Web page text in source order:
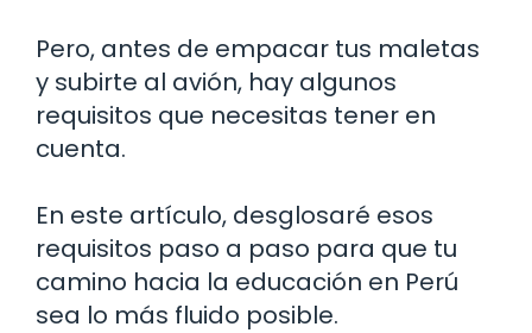
Pero, antes de empacar tus maletas
y subirte al avión, hay algunos
requisitos que necesitas tener en
cuenta.
En este artículo, desglosaré esos
requisitos paso a paso para que tu
camino hacia la educación en Perú
sea lo más fluido posible.